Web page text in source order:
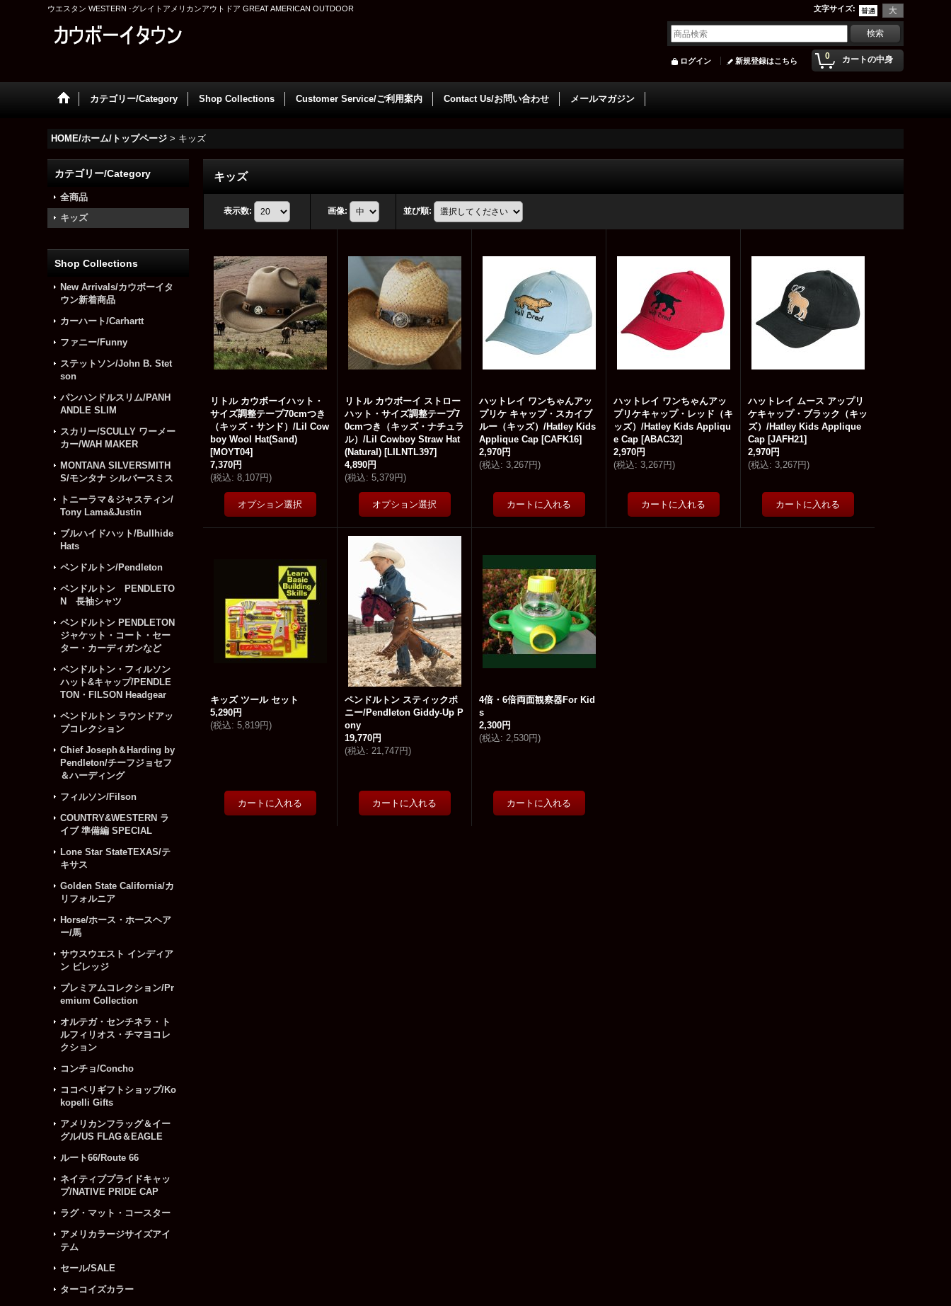
ウエスタン WESTERN -グレイトアメリカンアウトドア GREAT AMERICAN OUTDOOR 文字サイズ:
0 カートの中身
ログイン 新規登録はこちら
カテゴリー/Category Shop Collections Customer Service/ご利用案内 Contact Us/お問い合わせ メールマガジン
HOME/ホーム/トップページ > キッズ
カテゴリー/Category
全商品
キッズ
Shop Collections
New Arrivals/カウボーイタ
ウン新着商品
カーハート/Carhartt
ファニー/Funny
ステットソン/John B. Stet
son
パンハンドルスリム/PANH
ANDLE SLIM
スカリー/SCULLY ワーメー
カー/WAH MAKER
MONTANA SILVERSMITH
S/モンタナ シルバースミス
トニーラマ＆ジャスティン/
Tony Lama&Justin
ブルハイドハット/Bullhide
Hats
ペンドルトン/Pendleton
ペンドルトン PENDLETO
N 長袖シャツ
ペンドルトン PENDLETON
ジャケット・コート・セー
ター・カーディガンなど
ペンドルトン・フィルソン
ハット&キャップ/PENDLE
TON・FILSON Headgear
ペンドルトン ラウンドアッ
プコレクション
Chief Joseph＆Harding by
Pendleton/チーフジョセフ
＆ハーディング
フィルソン/Filson
COUNTRY&WESTERN ラ
イブ 準備編 SPECIAL
Lone Star StateTEXAS/テ
キサス
Golden State California/カ
リフォルニア
Horse/ホース・ホースヘア
ー/馬
サウスウエスト インディア
ン ビレッジ
プレミアムコレクション/Pr
emium Collection
オルテガ・センチネラ・ト
ルフィリオス・チマヨコレ
クション
コンチョ/Concho
ココペリギフトショップ/Ko
kopelli Gifts
アメリカンフラッグ＆イー
グル/US FLAG＆EAGLE
ルート66/Route 66
ネイティブプライドキャッ
プ/NATIVE PRIDE CAP
ラグ・マット・コースター
アメリカラージサイズアイ
テム
セール/SALE
ターコイズカラー
キッズ
表示数: 画像: 並び順:
リトル カウボーイハット・
サイズ調整テープ70cmつき
（キッズ・サンド）/Lil Cow
boy Wool Hat(Sand)
[MOYT04]
7,370円
(税込: 8,107円)
リトル カウボーイ ストロー
ハット・サイズ調整テープ7
0cmつき（キッズ・ナチュラ
ル）/Lil Cowboy Straw Hat
(Natural) [LILNTL397]
4,890円
(税込: 5,379円)
ハットレイ ワンちゃんアッ
プリケ キャップ・スカイブ
ルー（キッズ）/Hatley Kids
Applique Cap [CAFK16]
2,970円
(税込: 3,267円)
ハットレイ ワンちゃんアッ
プリケキャップ・レッド（キ
ッズ）/Hatley Kids Appliqu
e Cap [ABAC32]
2,970円
(税込: 3,267円)
ハットレイ ムース アップリ
ケキャップ・ブラック（キッ
ズ）/Hatley Kids Applique
Cap [JAFH21]
2,970円
(税込: 3,267円)
キッズ ツール セット
5,290円
(税込: 5,819円)
ペンドルトン スティックポ
ニー/Pendleton Giddy-Up P
ony
19,770円
(税込: 21,747円)
4倍・6倍両面観察器For Kid
s
2,300円
(税込: 2,530円)